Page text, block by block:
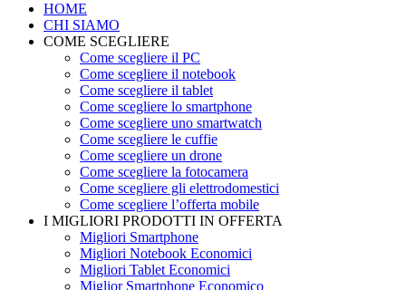
HOME
CHI SIAMO
COME SCEGLIERE
Come scegliere il PC
Come scegliere il notebook
Come scegliere il tablet
Come scegliere lo smartphone
Come scegliere uno smartwatch
Come scegliere le cuffie
Come scegliere un drone
Come scegliere la fotocamera
Come scegliere gli elettrodomestici
Come scegliere l’offerta mobile
I MIGLIORI PRODOTTI IN OFFERTA
Migliori Smartphone
Migliori Notebook Economici
Migliori Tablet Economici
Miglior Smartphone Economico